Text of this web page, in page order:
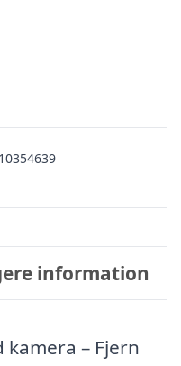
248,00.
information
– Fjern